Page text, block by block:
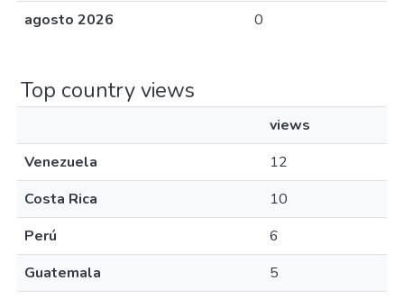
agosto 2026
0
Top country views
views
Venezuela
12
Costa Rica
10
Perú
6
Guatemala
5